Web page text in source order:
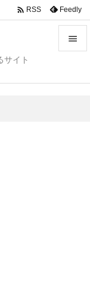
サイト

 RSS Feedly